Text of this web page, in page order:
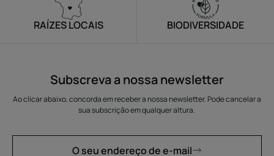
RAÍZES LOCAIS BIODIVERSIDADE
Subscreva a nossa newsletter
Ao clicar abaixo, concorda em receber a nossa newsletter. Pode cancelar a
sua subscrição em qualquer altura.
O seu endereço de e-mail